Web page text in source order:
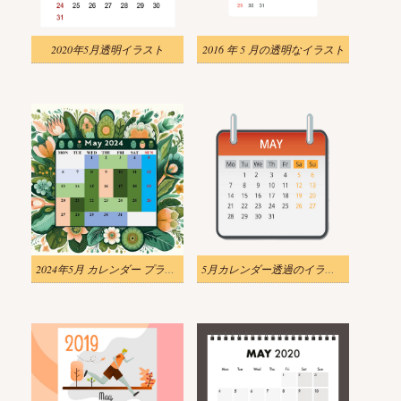
2020年5月透明イラスト 2016 年 5 月の透明なイラスト
2024年5月 カレンダー プランナー イラスト 5月カレンダー透過のイラスト